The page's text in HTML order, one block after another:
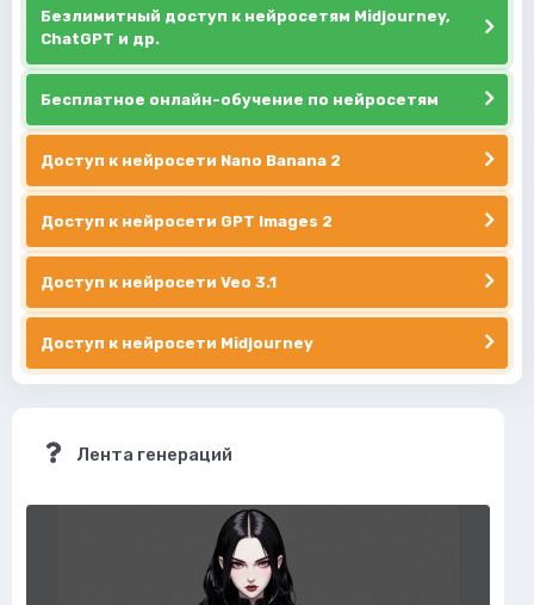
Безлимитный доступ к нейросетям Midjourney,
ChatGPT и др.
Бесплатное онлайн-обучение по нейросетям
Доступ к нейросети Nano Banana 2
Доступ к нейросети GPT Images 2
Доступ к нейросети Veo 3.1
Доступ к нейросети Midjourney
Лента генераций